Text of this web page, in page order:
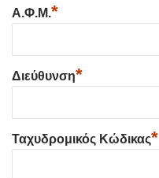
Α.Φ.Μ.*
Διεύθυνση*
Ταχυδρομικός Κώδικας*